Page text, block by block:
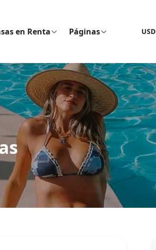
en Renta Páginas USD